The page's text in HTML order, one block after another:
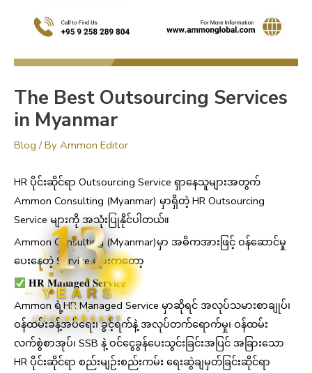
13
YEARS
ANNIVERSARY
The Best Outsourcing Services
in Myanmar
Blog / By Ammon Editor
HR ပိုင်းဆိုင်ရာ Outsourcing Service ရှာနေသူများအတွက်
Ammon Consulting (Myanmar) မှာရှိတဲ့ HR Outsourcing
Service များကို အသုံးပြုနိုင်ပါတယ်။
Ammon Consulting (Myanmar)မှာ အဓိကအားဖြင့် ဝန်ဆောင်မှု
ပေးနေတဲ့ Service များကတော့
𝐇𝐑 𝐌𝐚𝐧𝐚𝐠𝐞𝐝 𝐒𝐞𝐫𝐯𝐢𝐜𝐞
Ammon ရဲ့HR Managed Service မှာဆိုရင် အလုပ်သမားစာချုပ်၊
ဝန်ထမ်းခန့်အပ်ရေး၊ ခွင့်ရက်နဲ့ အလုပ်တက်ရောက်မှု၊ ဝန်ထမ်း
လက်စွဲစာအုပ်၊ SSB နဲ့ ဝင်ငွေခွန်ပေးသွင်းခြင်းအပြင် အခြားသော
HR ပိုင်းဆိုင်ရာ စည်းမျဉ်းစည်းကမ်း ရေးဆွဲချမှတ်ခြင်းဆိုင်ရာ